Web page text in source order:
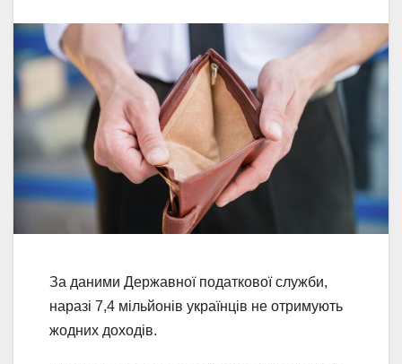
За даними Державної податкової служби,
наразі 7,4 мільйонів українців не отримують
жодних доходів.